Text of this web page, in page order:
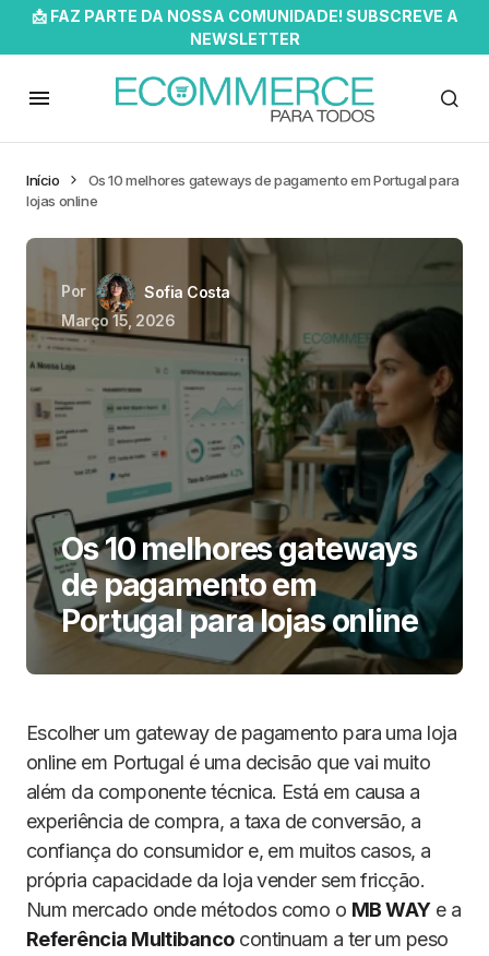
📩 FAZ PARTE DA NOSSA COMUNIDADE! SUBSCREVE A
NEWSLETTER
Início
Os 10 melhores gateways de pagamento em Portugal para
lojas online
Por
Sofia Costa
Março 15, 2026
Os 10 melhores gateways
de pagamento em
Portugal para lojas online
Escolher um gateway de pagamento para uma loja
online em Portugal é uma decisão que vai muito
além da componente técnica. Está em causa a
experiência de compra, a taxa de conversão, a
confiança do consumidor e, em muitos casos, a
própria capacidade da loja vender sem fricção.
Num mercado onde métodos como o MB WAYe a
Referência Multibancocontinuam a ter um peso